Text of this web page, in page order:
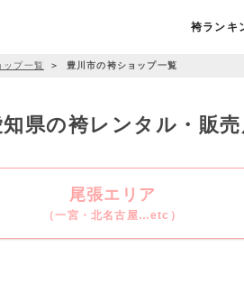
袴ランキ
ップ一覧 ＞ 豊川市の袴ショップ一覧
県の袴レンタル・販
尾張エリア
（一宮・北名古屋…etc）